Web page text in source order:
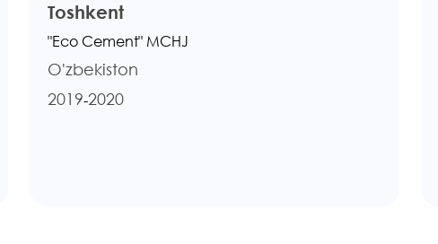
Toshkent
"Eco Cement" MCHJ
O'zbekiston
2019-2020